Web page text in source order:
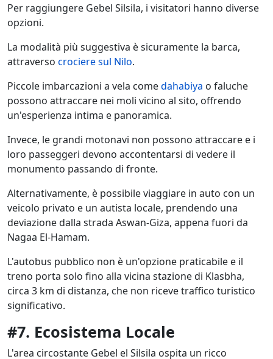
Per raggiungere Gebel Silsila, i visitatori hanno diverse
opzioni.
La modalità più suggestiva è sicuramente la barca,
attraverso crociere sul Nilo.
Piccole imbarcazioni a vela comedahabiya o faluche
possono attraccare nei moli vicino al sito, offrendo
un'esperienza intima e panoramica.
Invece, le grandi motonavi non possono attraccare e i
loro passeggeri devono accontentarsi di vedere il
monumento passando di fronte.
Alternativamente, è possibile viaggiare in auto con un
veicolo privato e un autista locale, prendendo una
deviazione dalla strada Aswan-Giza, appena fuori da
Nagaa El-Hamam.
L'autobus pubblico non è un'opzione praticabile e il
treno porta solo fino alla vicina stazione di Klasbha,
circa 3 km di distanza, che non riceve traffico turistico
significativo.
#7. Ecosistema Locale
L'area circostante Gebel el Silsila ospita un ricco